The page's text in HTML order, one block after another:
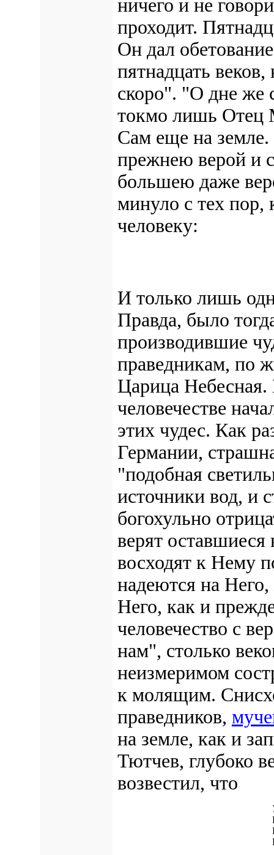
ничего и не
проходит.
Он дал
пятнадцать
скоро". "О дне же
токмо лишь Отец
Сам еще на земле.
прежнею верой и
большею даже
минуло с тех пор,
человеку:
И только лишь
Правда, было
производившие
праведникам, по
Царица Небесная.
человечестве
этих чудес. Как
Германии,
"подобная
источники вод, и
богохульно
верят
восходят к Нему
надеются на
Него, как и
человечество с
нам", столько
неизмеримом
к молящим.
праведников,
на земле, как и
Тютчев, глубоко
возвестил, что